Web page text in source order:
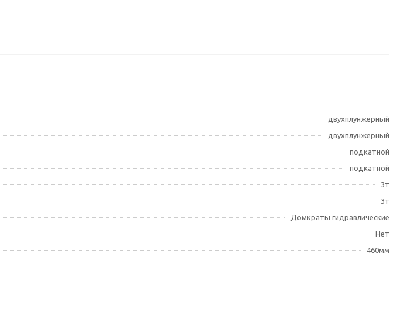
двухплунжерный
двухплунжерный
подкатной
подкатной
3т
3т
Домкраты гидравлические
Нет
460мм